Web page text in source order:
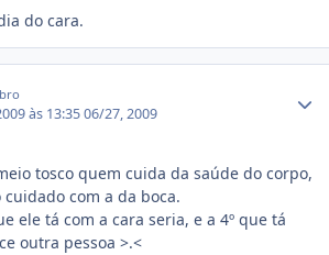
do cara.
às 13:3506/27, 2009
tosco quem cuida da saúde do corpo,
com a da boca.
ele tá com a cara seria, e a 4º que tá
outra pessoa >.<